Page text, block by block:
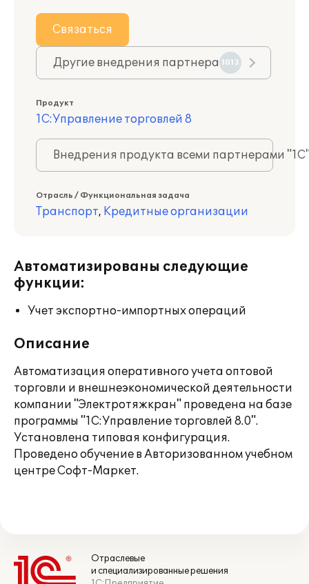
Связаться
Другие внедрения партнера 1013
Продукт
1С:Управление торговлей 8
Внедрения продукта всеми партнерами
Отрасль / Функциональная задача
Транспорт, Кредитные организации
Автоматизированы следующие
функции:
Учет экспортно-импортных операций
Описание
Автоматизация оперативного учета оптовой
торговли и внешнеэкономической деятельности
компании "Электротяжкран" проведена на базе
программы "1С:Управление торговлей 8.0".
Установлена типовая конфигурация.
Проведено обучение в Авторизованном учебном
центре Софт-Маркет.
Отраслевые
и специализированные решения